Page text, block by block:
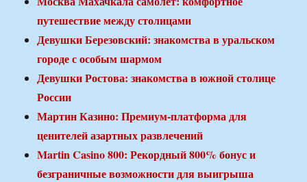
путешествие между столицами
Девушки Березовский: знакомства в уральском
городе с особым шармом
Девушки Ростова: знакомства в южной столице
России
Мартин Казино: Премиум-платформа для
ценителей азартных развлечений
Martin Casino 800: Рекордный 800% бонус и
безграничные возможности для выигрыша